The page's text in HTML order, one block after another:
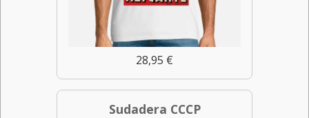
28,95 €
Sudadera CCCP